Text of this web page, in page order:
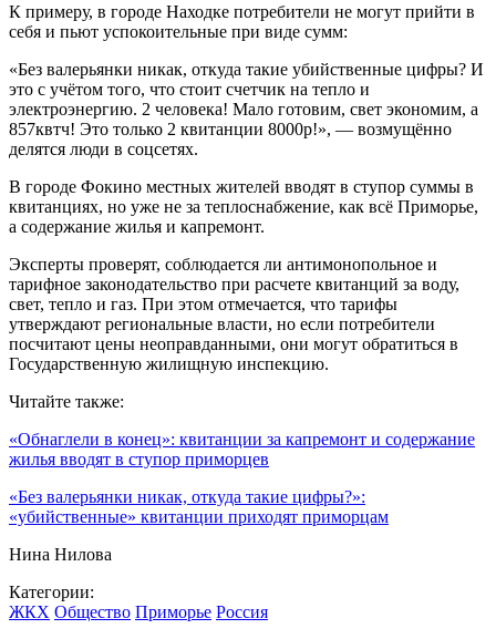
К примеру, в городе Находке потребители не могут прийти в
себя и пьют успокоительные при виде сумм:
«Без валерьянки никак, откуда такие убийственные цифры? И
это с учётом того, что стоит счетчик на тепло и
электроэнергию. 2 человека! Мало готовим, свет экономим, а
857квтч! Это только 2 квитанции 8000р!», — возмущённо
делятся люди в соцсетях.
В городе Фокино местных жителей вводят в ступор суммы в
квитанциях, но уже не за теплоснабжение, как всё Приморье,
а содержание жилья и капремонт.
Эксперты проверят, соблюдается ли антимонопольное и
тарифное законодательство при расчете квитанций за воду,
свет, тепло и газ. При этом отмечается, что тарифы
утверждают региональные власти, но если потребители
посчитают цены неоправданными, они могут обратиться в
Государственную жилищную инспекцию.
Читайте также:
«Обнаглели в конец»: квитанции за капремонт и содержание
жилья вводят в ступор приморцев
«Без валерьянки никак, откуда такие цифры?»:
«убийственные» квитанции приходят приморцам
Нина Нилова
Категории:
ЖКХ Общество Приморье Россия